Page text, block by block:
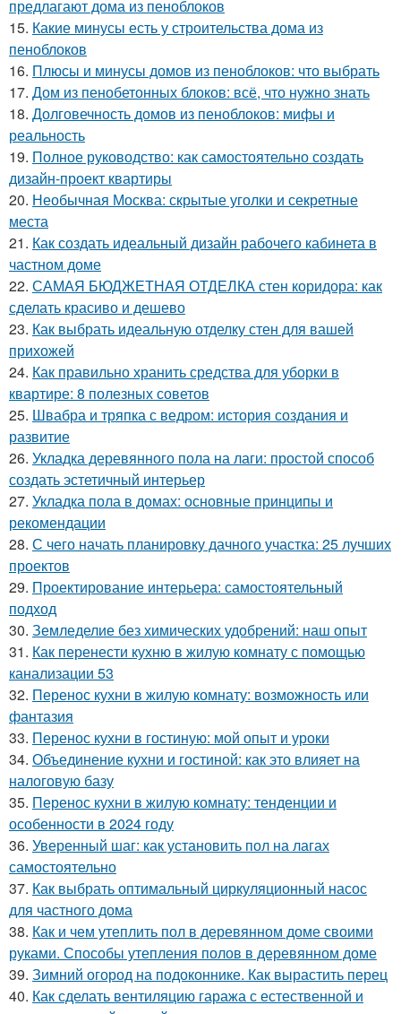
предлагают дома из пеноблоков
15. Какие минусы есть у строительства дома из
пеноблоков
16. Плюсы и минусы домов из пеноблоков: что выбрать
17. Дом из пенобетонных блоков: всё, что нужно знать
18. Долговечность домов из пеноблоков: мифы и
реальность
19. Полное руководство: как самостоятельно создать
дизайн-проект квартиры
20. Необычная Москва: скрытые уголки и секретные
места
21. Как создать идеальный дизайн рабочего кабинета в
частном доме
22. САМАЯ БЮДЖЕТНАЯ ОТДЕЛКА стен коридора: как
сделать красиво и дешево
23. Как выбрать идеальную отделку стен для вашей
прихожей
24. Как правильно хранить средства для уборки в
квартире: 8 полезных советов
25. Швабра и тряпка с ведром: история создания и
развитие
26. Укладка деревянного пола на лаги: простой способ
создать эстетичный интерьер
27. Укладка пола в домах: основные принципы и
рекомендации
28. С чего начать планировку дачного участка: 25 лучших
проектов
29. Проектирование интерьера: самостоятельный
подход
30. Земледелие без химических удобрений: наш опыт
31. Как перенести кухню в жилую комнату с помощью
канализации 53
32. Перенос кухни в жилую комнату: возможность или
фантазия
33. Перенос кухни в гостиную: мой опыт и уроки
34. Объединение кухни и гостиной: как это влияет на
налоговую базу
35. Перенос кухни в жилую комнату: тенденции и
особенности в 2024 году
36. Уверенный шаг: как установить пол на лагах
самостоятельно
37. Как выбрать оптимальный циркуляционный насос
для частного дома
38. Как и чем утеплить пол в деревянном доме своими
руками. Способы утепления полов в деревянном доме
39. Зимний огород на подоконнике. Как вырастить перец
40. Как сделать вентиляцию гаража с естественной и